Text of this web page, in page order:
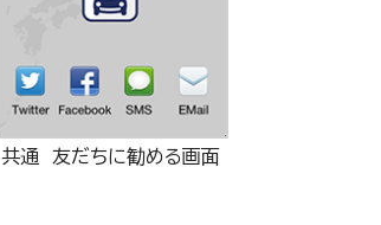
共通 友だちに勧める画面